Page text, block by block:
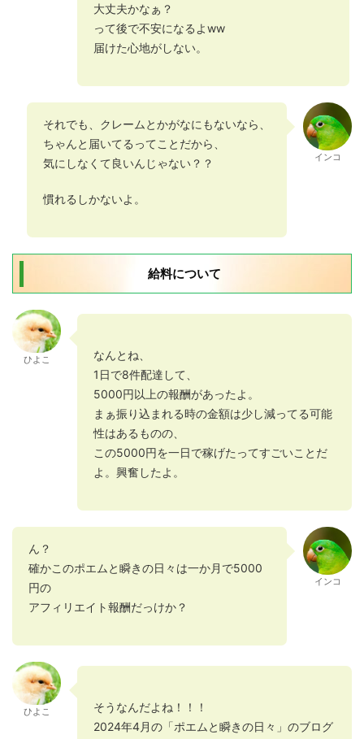
大丈夫かなぁ？
って後で不安になるよww
届けた心地がしない。
それでも、クレームとかがなにもないなら、
ちゃんと届いてるってことだから、
気にしなくて良いんじゃない？？
慣れるしかないよ。
インコ
給料について
ひよこ
なんとね、
1日で8件配達して、
5000円以上の報酬があったよ。
まぁ振り込まれる時の金額は少し減ってる可能
性はあるものの、
この5000円を一日で稼げたってすごいことだ
よ。興奮したよ。
ん？
確かこのポエムと瞬きの日々は一か月で5000
円の
アフィリエイト報酬だっけか？
インコ
ひよこ
そうなんだよね！！！
2024年4月の「ポエムと瞬きの日々」のブログ